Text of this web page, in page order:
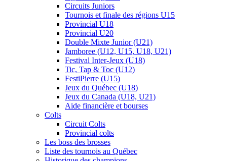
Circuits Juniors
Tournois et finale des régions U15
Provincial U18
Provincial U20
Double Mixte Junior (U21)
Jamboree (U12, U15, U18, U21)
Festival Inter-Jeux (U18)
Tic, Tap & Toc (U12)
FestiPierre (U15)
Jeux du Québec (U18)
Jeux du Canada (U18, U21)
Aide financière et bourses
Colts
Circuit Colts
Provincial colts
Les boss des brosses
Liste des tournois au Québec